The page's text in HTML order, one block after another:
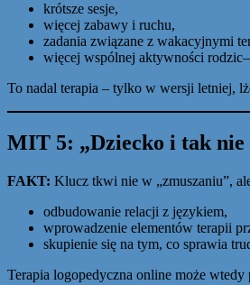
krótsze sesje,
więcej zabawy i ruchu,
zadania związane z wakacyjnymi
więcej wspólnej aktywności
To nadal terapia – tylko w wersji letniej,
MIT 5: „Dziecko i tak nie
FAKT: Klucz tkwi nie w „zmuszaniu”,
odbudowanie relacji z językiem,
wprowadzenie elementów terapii
skupienie się na tym, co sprawia
Terapia logopedyczna online może wtedy